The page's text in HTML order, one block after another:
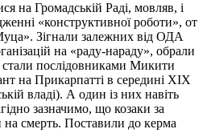
на Громадській Раді, мовляв, і
«конструктивної роботи», от
Зігнали залежних від ОДА
на «раду-нараду», обрали
стали послідовниками Микити
на Прикарпатті в середині ХІХ
владі). А один із них навіть
зазначимо, що козаки за
на смерть. Поставили до керма